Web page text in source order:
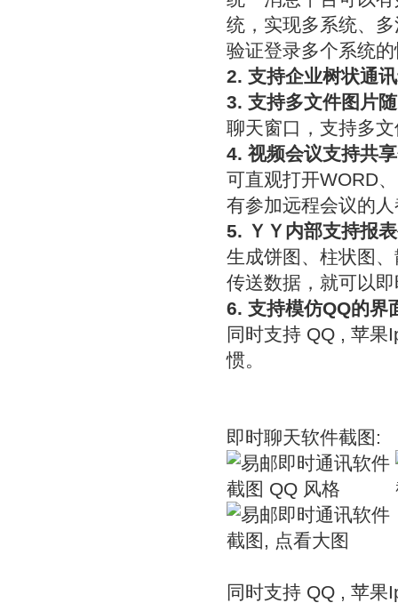
统，实现多系统、
验证登录多个系统
2. 支持企业树状通
3. 支持多文件图片
聊天窗口，支持多
4. 视频会议支持共
可直观打开WORD
有参加远程会议的
5. ＹＹ内部支持报
生成饼图、柱状图
传送数据，就可以
6. 支持模仿QQ的界
同时支持 QQ , 苹
惯。
即时聊天软件截图:
同时支持 QQ , 苹